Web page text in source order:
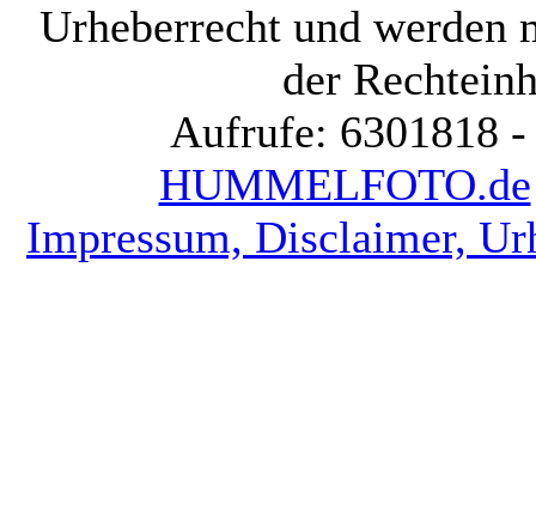
Urheberrecht und werden
der
Aufrufe: 6301818
HUMMELFOTO.de
Impressum, Disclaimer,